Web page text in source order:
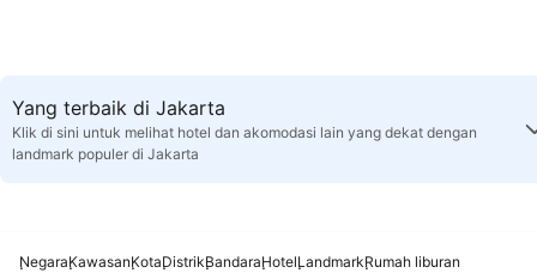
Yang terbaik di Jakarta
Klik di sini untuk melihat hotel dan akomodasi lain yang dekat dengan
landmark populer di Jakarta
NegaraKawasanKotaDistrikBandaraHotelLandmarkRumah liburan